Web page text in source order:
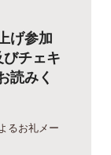
げ参加
びチェキ
読みく
るお礼メー